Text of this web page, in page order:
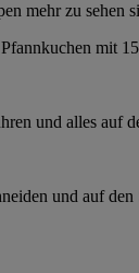
mehr zu sehen
mit
und alles auf
und auf den